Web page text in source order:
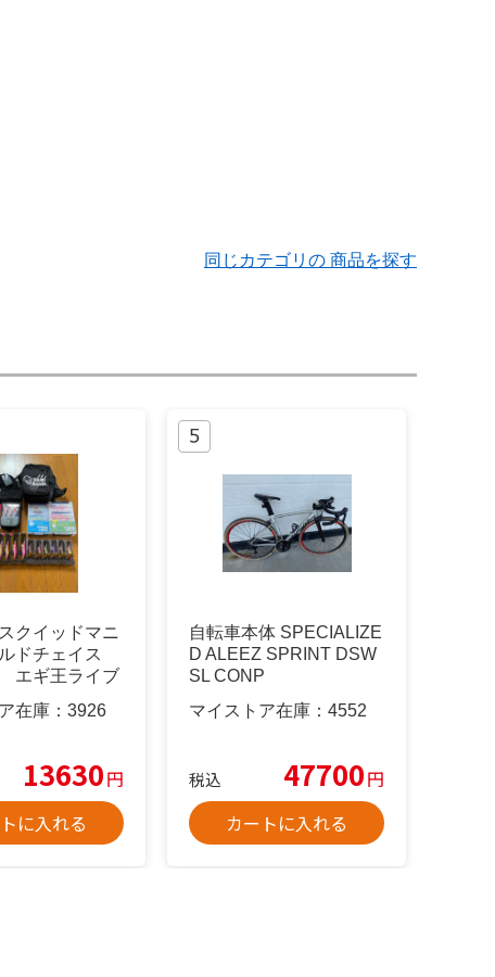
同じカテゴリの 商品を探す
クイッドマニ
ドチェイス
エギ王ライブ
在庫： 3926
13630円
に入れる
自転車本体 SPECIALIZE
D ALEEZ SPRINT DSW
SL CONP
マイストア在庫： 4552
税込 47700円
カートに入れる